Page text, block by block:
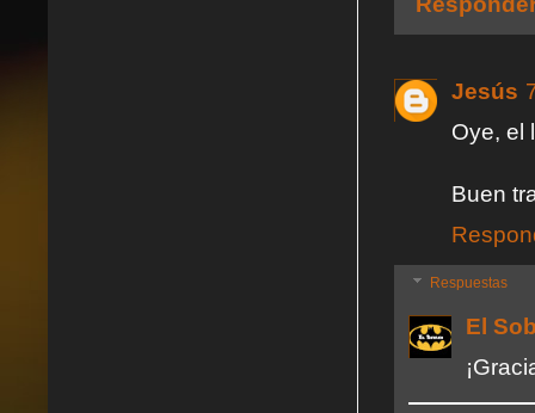
Jesús
Oye, el
Buen
Respuestas
El